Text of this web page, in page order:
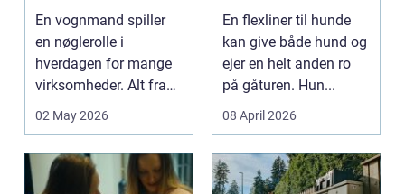
samarbejdspartner
En vognmand spiller
en nøglerolle i
hverdagen for mange
virksomheder. Alt fra
byggematerialer...
02 May 2026
En flexliner til hunde
kan give både hund og
ejer en helt anden ro
på gåturen. Hun...
08 April 2026